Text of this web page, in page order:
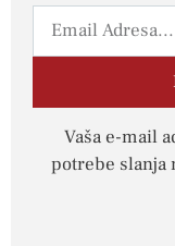
Vaša e-mail
potrebe slanja